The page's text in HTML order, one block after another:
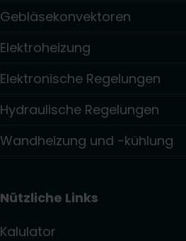
Gebläsekonvektoren
Elektroheizung
Elektronische Regelungen
Hydraulische Regelungen
Wandheizung und -kühlung
Nützliche Links
Kalulator